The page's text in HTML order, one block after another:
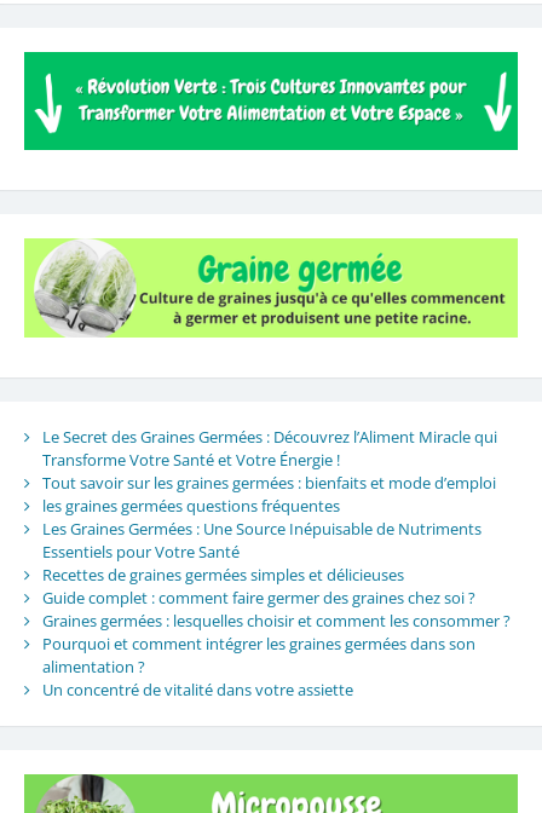
Le Secret des Graines Germées : Découvrez l’Aliment Miracle qui
Transforme Votre Santé et Votre Énergie !
Tout savoir sur les graines germées : bienfaits et mode d’emploi
les graines germées questions fréquentes
Les Graines Germées : Une Source Inépuisable de Nutriments
Essentiels pour Votre Santé
Recettes de graines germées simples et délicieuses
Guide complet : comment faire germer des graines chez soi ?
Graines germées : lesquelles choisir et comment les consommer ?
Pourquoi et comment intégrer les graines germées dans son
alimentation ?
Un concentré de vitalité dans votre assiette